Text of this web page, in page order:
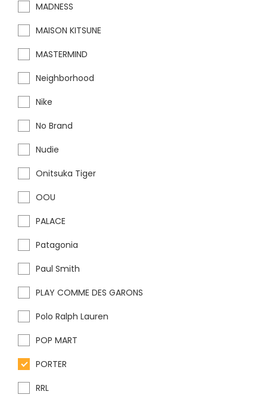
MADNESS
MAISON KITSUNE
MASTERMIND
Neighborhood
Nike
No Brand
Nudie
Onitsuka Tiger
OOU
PALACE
Patagonia
Paul Smith
PLAY COMME DES GARONS
Polo Ralph Lauren
POP MART
PORTER
RRL